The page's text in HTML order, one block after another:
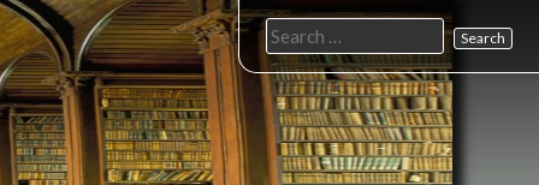
Search
for: